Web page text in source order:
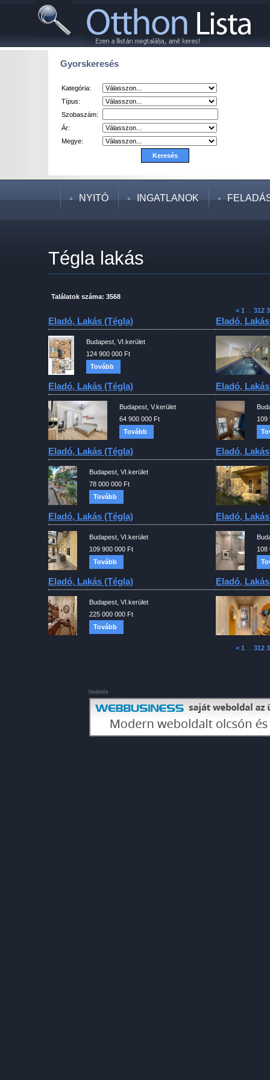
Gyorskeresés
Kategória:
Típus:
Szobaszám:
Ár:
Megye:
NYITÓ INGATLANOK
Tégla lakás
Találatok száma: 3568
< 1 ... 312
Eladó, Lakás (tégla)
Budapest, VI.kerület
124 900 000 Ft
Tovább
Eladó,
Eladó, Lakás (tégla)
Budapest, V.kerület
64 900 000 Ft
Tovább
Eladó,
109
Eladó, Lakás (tégla)
Budapest, VI.kerület
78 000 000 Ft
Tovább
Eladó,
Eladó, Lakás (tégla)
Budapest, VI.kerület
109 900 000 Ft
Tovább
Eladó,
108
Eladó, Lakás (tégla)
Budapest, VI.kerület
225 000 000 Ft
Tovább
Eladó,
< 1 ... 312
hirdetés